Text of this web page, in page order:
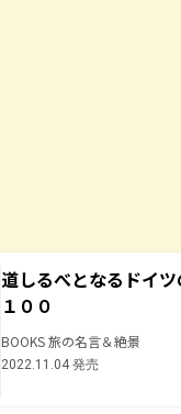
道しるべとなるドイ
１００
BOOKS 旅の名言＆絶景
2022.11.04 発売